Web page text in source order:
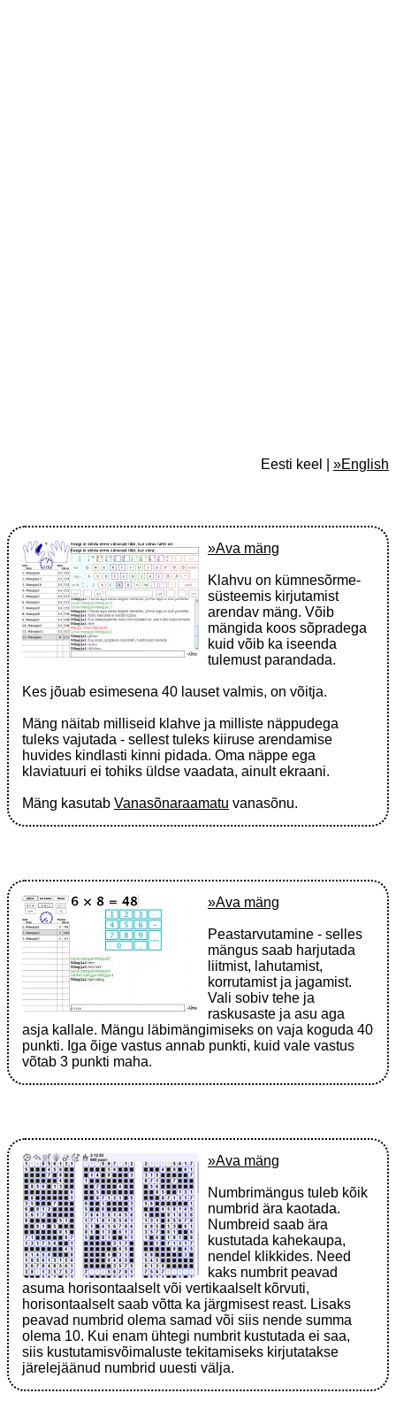
Eesti keel | »English
»Ava mäng
Klahvu on kümnesõrme-
süsteemis kirjutamist
arendav mäng. Võib
mängida koos sõpradega
kuid võib ka iseenda
tulemust parandada.
Kes jõuab esimesena 40 lauset valmis, on võitja.
Mäng näitab milliseid klahve ja milliste näppudega
tuleks vajutada - sellest tuleks kiiruse arendamise
huvides kindlasti kinni pidada. Oma näppe ega
klaviatuuri ei tohiks üldse vaadata, ainult ekraani.
Mäng kasutab Vanasõnaraamatu vanasõnu.
»Ava mäng
Peastarvutamine - selles
mängus saab harjutada
liitmist, lahutamist,
korrutamist ja jagamist.
Vali sobiv tehe ja
raskusaste ja asu aga
asja kallale. Mängu läbimängimiseks on vaja koguda 40
punkti. Iga õige vastus annab punkti, kuid vale vastus
võtab 3 punkti maha.
»Ava mäng
Numbrimängus tuleb kõik
numbrid ära kaotada.
Numbreid saab ära
kustutada kahekaupa,
nendel klikkides. Need
kaks numbrit peavad
asuma horisontaalselt või vertikaalselt kõrvuti,
horisontaalselt saab võtta ka järgmisest reast. Lisaks
peavad numbrid olema samad või siis nende summa
olema 10. Kui enam ühtegi numbrit kustutada ei saa,
siis kustutamisvõimaluste tekitamiseks kirjutatakse
järelejäänud numbrid uuesti välja.